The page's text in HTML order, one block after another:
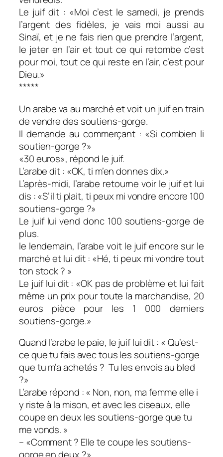
Le juif dit : «Moi c’est le samedi, je prends
l’argent des fidèles, je vais moi aussi au
Sinaï, et je ne fais rien que prendre l’argent,
le jeter en l’air et tout ce qui retombe c’est
pour moi, tout ce qui reste en l’air, c’est pour
Dieu.»
*****
Un arabe va au marché et voit un juif en train
de vendre des soutiens-gorge.
Il demande au commerçant : «Si combien li
soutien-gorge ?»
«30 euros», répond le juif.
L’arabe dit : «OK, ti m’en donnes dix.»
L’après-midi, l’arabe retourne voir le juif et lui
dis : «S’il ti plait, ti peux mi vondre encore 100
soutiens-gorge ?»
Le juif lui vend donc 100 soutiens-gorge de
plus.
le lendemain, l’arabe voit le juif encore sur le
marché et lui dit : «Hé, ti peux mi vondre tout
ton stock ? »
Le juif lui dit : «OK pas de problème et lui fait
même un prix pour toute la marchandise, 20
euros pièce pour les 1 000 derniers
soutiens-gorge.»
Quand l’arabe le paie, le juif lui dit : « Qu’est-
ce que tu fais avec tous les soutiens-gorge
que tu m’a achetés ? Tu les envois au bled
?»
L’arabe répond : « Non, non, ma femme elle i
y riste à la mison, et avec les ciseaux, elle
coupe en deux les soutiens-gorge que tu
me vonds. »
– «Comment ? Elle te coupe les soutiens-